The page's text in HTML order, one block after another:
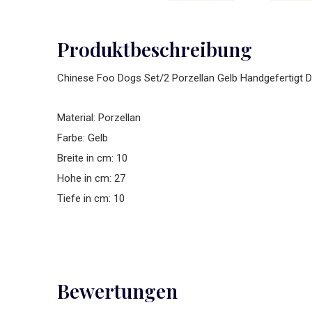
Produktbeschreibung
Chinese Foo Dogs Set/2 Porzellan Gelb Handgefertigt
Material: Porzellan
Farbe: Gelb
Breite in cm: 10
Hohe in cm: 27
Tiefe in cm: 10
Bewertungen